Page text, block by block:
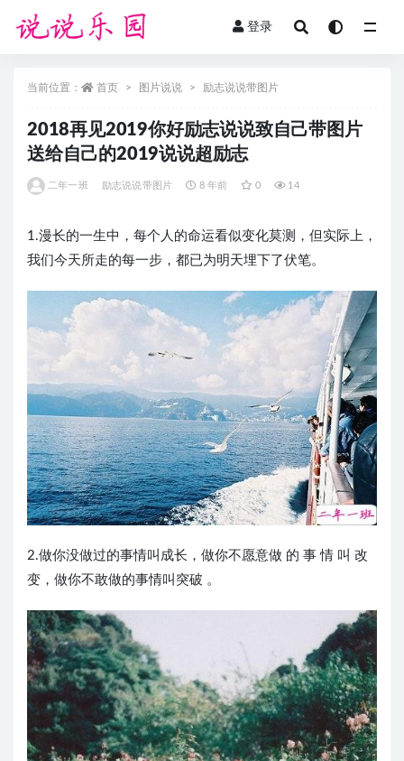
登录
当前位置： 首页 图片说说 励志说说带图片
2018再见2019你好励志说说致自己带图片
送给自己的2019说说超励志
二年一班 励志说说带图片 8 年前 0 14
1.漫长的一生中，每个人的命运看似变化莫测，但实际上，
我们今天所走的每一步，都已为明天埋下了伏笔。
2.做你没做过的事情叫成长，做你不愿意做 的 事 情 叫 改
变，做你不敢做的事情叫突破 。